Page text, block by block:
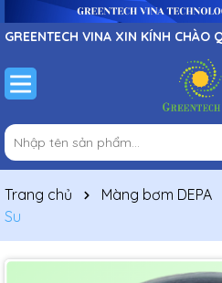
GREENTECH VINA XIN KÍNH CHÀO
Trang chủ Màng bơm DEPA
Su